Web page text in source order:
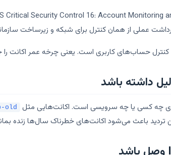
عملی از همان کنترل برای شبکه و زیرساخت
داشته باشد
چه کسی یا چه سرویسی است. اکانت‌هایی مثل old
باعث می‌شود اکانت‌های خطرناک سال‌ها زنده